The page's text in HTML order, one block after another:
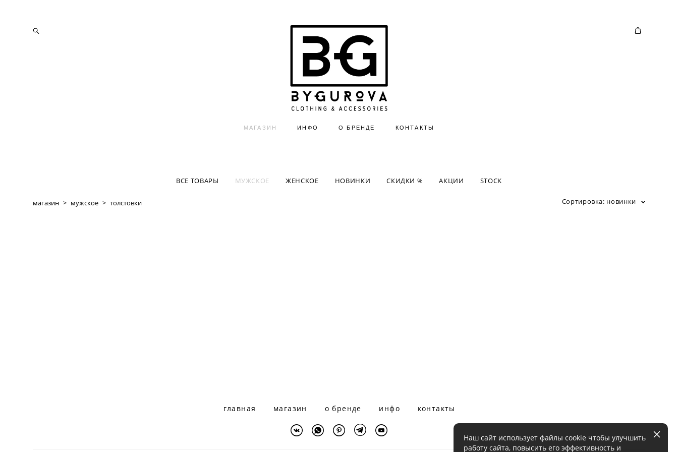
МАГАЗИН ИНФО О БРЕНДЕ КОНТАКТЫ
ВСЕ ТОВАРЫ МУЖСКОЕ ЖЕНСКОЕ НОВИНКИ СКИДКИ % АКЦИИ STOCK
магазин > мужское > толстовки Сортировка: новинки
главная магазин о бренде инфо контакты
Наш сайт использует файлы cookie чтобы улучшить
работу сайта, повысить его эффективность и